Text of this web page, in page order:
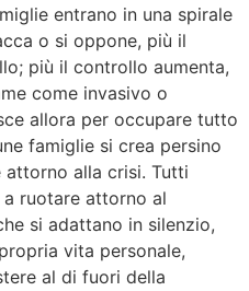
entrano in una spirale
o si oppone, più il
più il controllo aumenta,
come invasivo o
allora per occupare tutto
famiglie si crea persino
alla crisi. Tutti
ruotare attorno al
si adattano in silenzio,
vita personale,
al di fuori della